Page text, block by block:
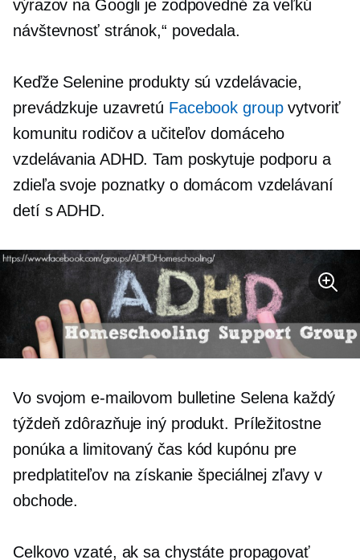
výrazov na Googli je zodpovedné za veľkú
návštevnosť stránok,“ povedala.
Keďže Selenine produkty sú vzdelávacie,
prevádzkuje uzavretú Facebook groupvytvoriť
komunitu rodičov a učiteľov domáceho
vzdelávania ADHD. Tam poskytuje podporu a
zdieľa svoje poznatky o domácom vzdelávaní
detí s ADHD.
Vo svojom e-mailovom bulletine Selena každý
týždeň zdôrazňuje iný produkt. Príležitostne
ponúka a limitovaný časkód kupónu pre
predplatiteľov na získanie špeciálnej zľavy v
obchode.
Celkovo vzaté, ak sa chystáte propagovať